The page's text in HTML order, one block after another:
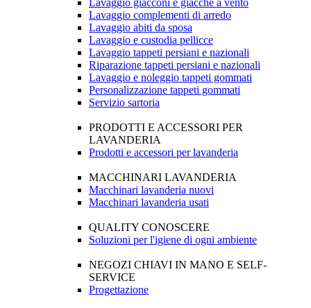
Lavaggio giacconi e giacche a vento
Lavaggio complementi di arredo
Lavaggio abiti da sposa
Lavaggio e custodia pellicce
Lavaggio tappeti persiani e nazionali
Riparazione tappeti persiani e nazionali
Lavaggio e noleggio tappeti gommati
Personalizzazione tappeti gommati
Servizio sartoria
PRODOTTI E ACCESSORI PER
LAVANDERIA
Prodotti e accessori per lavanderia
MACCHINARI LAVANDERIA
Macchinari lavanderia nuovi
Macchinari lavanderia usati
QUALITY CONOSCERE
Soluzioni per l'igiene di ogni ambiente
NEGOZI CHIAVI IN MANO E SELF-
SERVICE
Progettazione